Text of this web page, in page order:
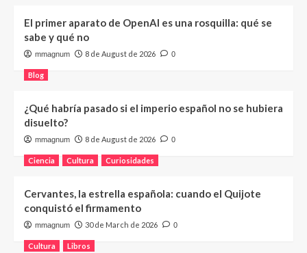
El primer aparato de OpenAI es una rosquilla: qué se
sabe y qué no
mmagnum 8 de August de 2026 0
Blog
¿Qué habría pasado si el imperio español no se hubiera
disuelto?
mmagnum 8 de August de 2026 0
Ciencia Cultura Curiosidades
Cervantes, la estrella española: cuando el Quijote
conquistó el firmamento
mmagnum 30 de March de 2026 0
Cultura Libros